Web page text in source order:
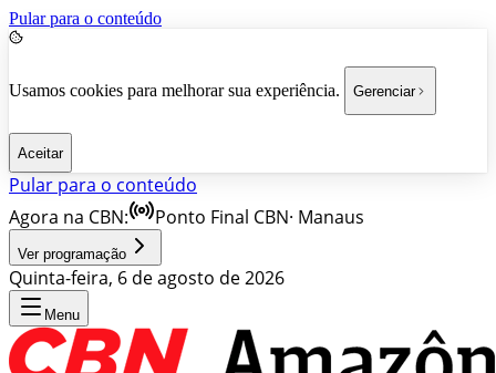
Pular para o conteúdo
Usamos cookies para melhorar sua experiência. Gerenciar
Aceitar
Pular para o conteúdo
Agora na CBN:
Ponto Final CBN· Manaus
Ver programação
Quinta-feira, 6 de agosto de 2026
Menu